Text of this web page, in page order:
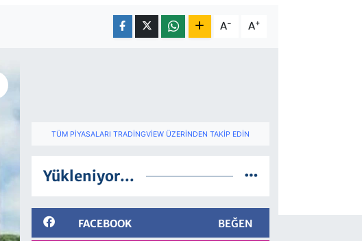
A- A+
TÜM PIYASALARI TRADINGVIEW ÜZERINDEN TAKIP EDIN
Yükleniyor...
FACEBOOK BEĞEN